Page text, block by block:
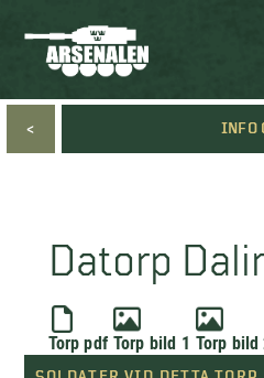
< INFO
Datorp
Torp pdf Torp bild 1 Torp bild